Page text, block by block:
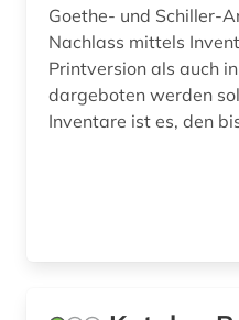
bild (1)
bildarchiv (1)
Goethe- und Schiller-
Nachlass mittels
Printversion als auch
dargeboten werden
Inventare ist es, den